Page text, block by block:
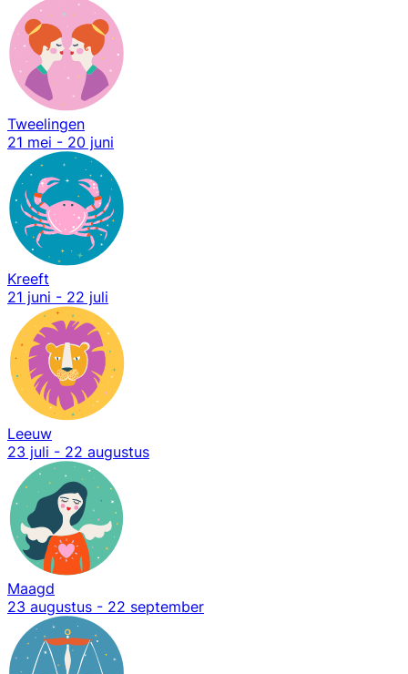
Tweelingen
21 mei - 20 juni
Kreeft
21 juni - 22 juli
Leeuw
23 juli - 22 augustus
Maagd
23 augustus - 22 september